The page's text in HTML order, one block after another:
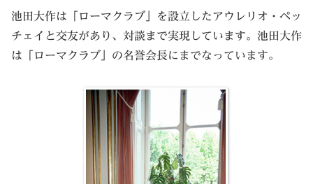
池田大作は「ローマクラブ」を設立したアウレリオ・ペッ
チェイと交友があり、対談まで実現しています。池田大作
は「ローマクラブ」の名誉会長にまでなっています。